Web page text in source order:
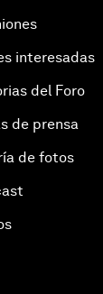
interesadas
del Foro
de prensa
de fotos